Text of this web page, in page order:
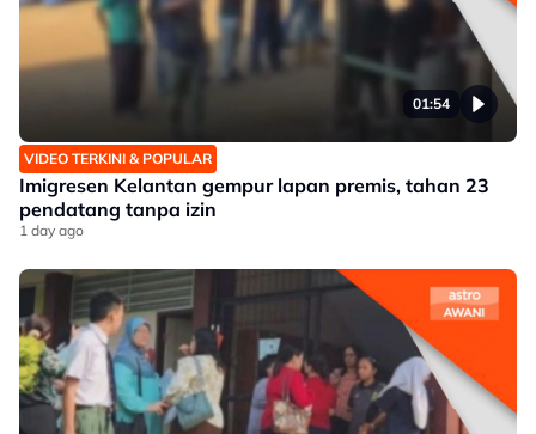
01:54
VIDEO TERKINI & POPULAR
Imigresen Kelantan gempur lapan premis, tahan 23
pendatang tanpa izin
1 day ago